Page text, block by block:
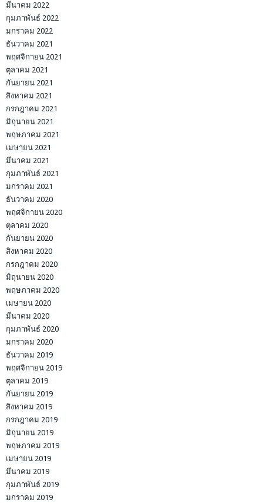
มีนาคม 2022
กุมภาพันธ์ 2022
มกราคม 2022
ธันวาคม 2021
พฤศจิกายน 2021
ตุลาคม 2021
กันยายน 2021
สิงหาคม 2021
กรกฎาคม 2021
มิถุนายน 2021
พฤษภาคม 2021
เมษายน 2021
มีนาคม 2021
กุมภาพันธ์ 2021
มกราคม 2021
ธันวาคม 2020
พฤศจิกายน 2020
ตุลาคม 2020
กันยายน 2020
สิงหาคม 2020
กรกฎาคม 2020
มิถุนายน 2020
พฤษภาคม 2020
เมษายน 2020
มีนาคม 2020
กุมภาพันธ์ 2020
มกราคม 2020
ธันวาคม 2019
พฤศจิกายน 2019
ตุลาคม 2019
กันยายน 2019
สิงหาคม 2019
กรกฎาคม 2019
มิถุนายน 2019
พฤษภาคม 2019
เมษายน 2019
มีนาคม 2019
กุมภาพันธ์ 2019
มกราคม 2019